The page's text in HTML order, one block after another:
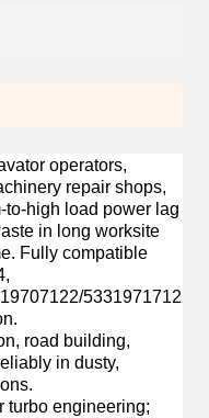
operators,
repair shops,
high load power lag
in long worksite
Fully compatible
53319717122
road building,
in dusty,
turbo engineering;